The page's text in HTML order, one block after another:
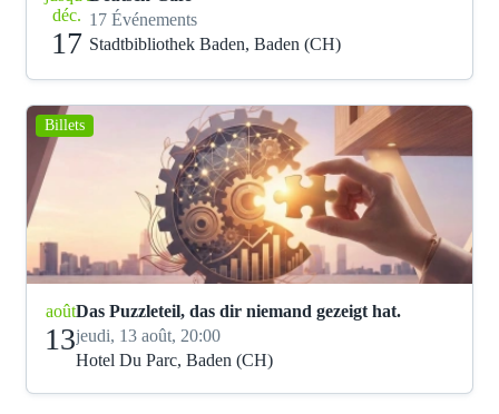
déc.
17
17 Événements
Stadtbibliothek Baden, Baden (CH)
Billets
août
13
Das Puzzleteil, das dir niemand gezeigt hat.
jeudi, 13 août, 20:00
Hotel Du Parc, Baden (CH)